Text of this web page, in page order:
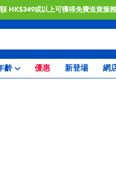
HK$349或以上可獲得免費送貨服務
齡 優惠 新登場 網